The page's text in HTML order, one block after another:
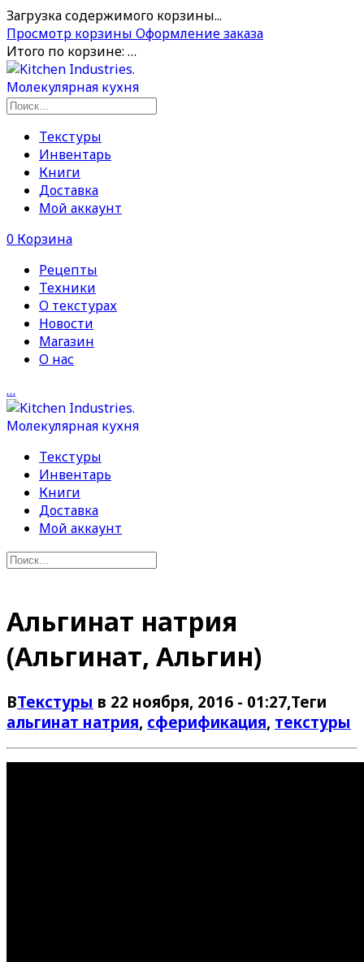
Загрузка содержимого корзины...
Просмотр корзины Оформление заказа
Итого по корзине: …
Текстуры
Инвентарь
Книги
Доставка
Мой аккаунт
0 Корзина
Рецепты
Техники
О текстурах
Новости
Магазин
О нас
…
Текстуры
Инвентарь
Книги
Доставка
Мой аккаунт
Альгинат натрия
(Альгинат, Альгин)
ВТекстуры в 22 ноября, 2016 - 01:27,Теги
альгинат натрия, сферификация, текстуры